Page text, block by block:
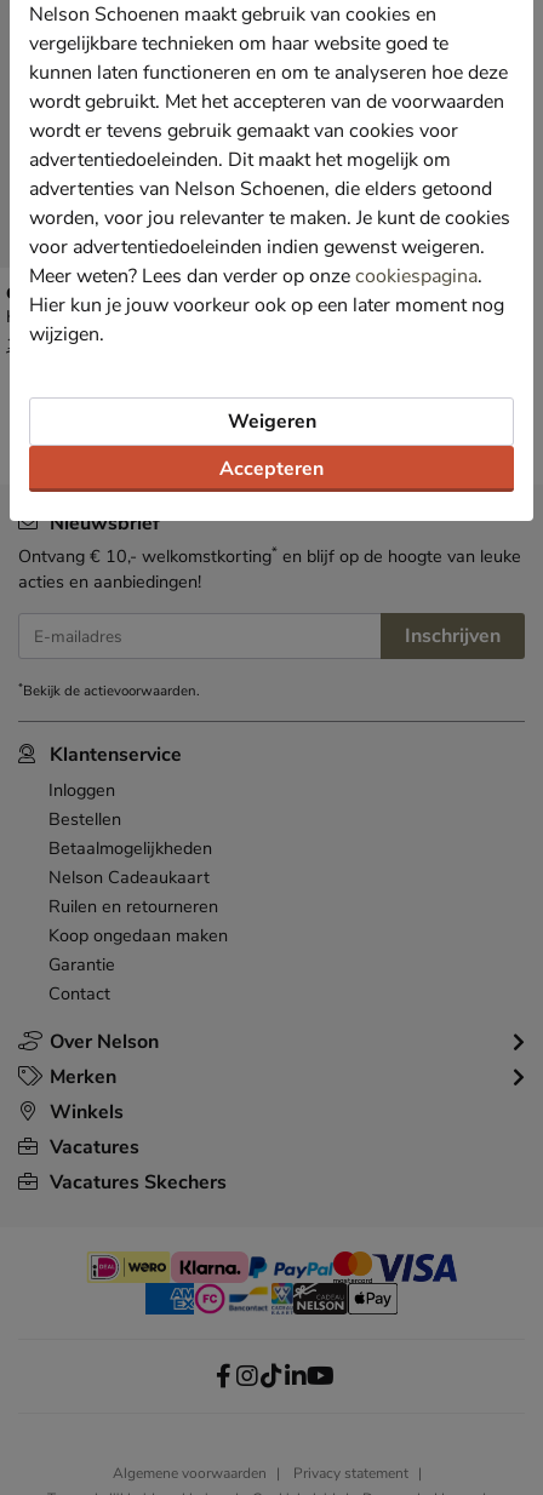
Guess Aldina Girlfriend
Handtas - wit
van € 154,99 voor € 108,49
154,99 108,49
Over Nelson
Klantenservice
Inloggen
Bestellen
Betaalmogelijkheden
Nelson Cadeaukaart
Ruilen en retourneren
Koop ongedaan maken
Garantie
Contact
Merken
Winkels
Vacatures
Vacatures Skechers
Nieuwsbrief
Ontvang € 10,- welkomstkorting* en blijf op de hoogte van leuke
acties en aanbiedingen!
E-mailadres Inschrijven
*Bekijk deactievoorwaarden.
Algemene voorwaarden
Privacy statement
Nelson Schoenen maakt gebruik van cookies en
vergelijkbare technieken om haar website goed te
kunnen laten functioneren en om te analyseren hoe deze
wordt gebruikt. Met het accepteren van de voorwaarden
wordt er tevens gebruik gemaakt van cookies voor
advertentiedoeleinden. Dit maakt het mogelijk om
advertenties van Nelson Schoenen, die elders getoond
worden, voor jou relevanter te maken. Je kunt de cookies
voor advertentiedoeleinden indien gewenst weigeren.
Meer weten? Lees dan verder op onzecookiespagina.
Hier kun je jouw voorkeur ook op een later moment nog
wijzigen.
Accepteren
Weigeren